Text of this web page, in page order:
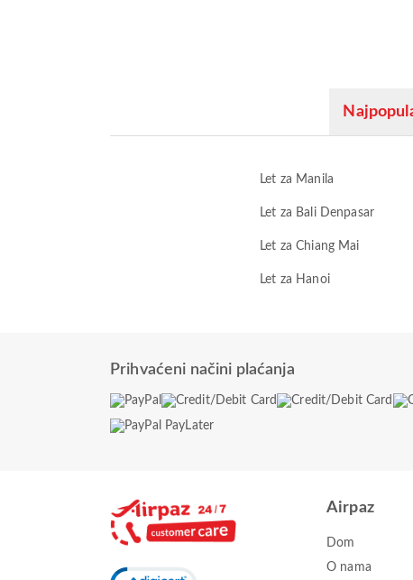
Let za Manila
Let za Bali Denpasar
Let za Chiang Mai
Let za Hanoi
Prihvaćeni načini plaćanja
Airpaz
Dom
O nama